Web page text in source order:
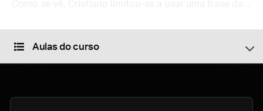
Aulas do curso